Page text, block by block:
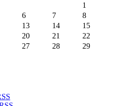
1
6 7
8
13 14
15
20 21
22
27 28
29